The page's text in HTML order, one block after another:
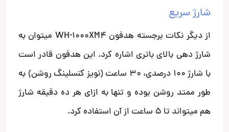
شارژ سریع
از دیگر نکات برجسته هدفون WH-1000XM4 میتوان به
شارژ دهی بالای باتری اشاره کرد. این هدفون قادر است
با شارژ 100 درصدی، 30 ساعت (نویز کنسلینگ روشن) به
طور ممتد روشن بوده و تنها به ازای هر ده دقیقه شارژ
هم می­تواند تا 5 ساعت از آن استفاده کرد.